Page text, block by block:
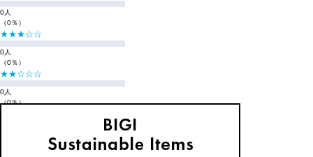
0人
（0％）
★★★☆☆
0人
（0％）
★★☆☆☆
0人
（0％）
購入商品のサイズ感